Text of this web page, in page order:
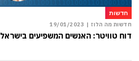
חדשות
חדשות מה הלוז | 19/01/2023
דוח טוויטר: האנשים המשפיעים בישראל